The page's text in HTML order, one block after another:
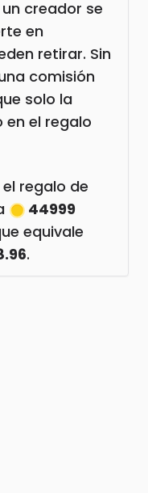
creador se
en
retirar. Sin
comisión
solo la
el regalo
regalo de
44999
equivale
.